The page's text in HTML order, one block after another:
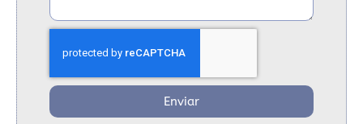
Enviar